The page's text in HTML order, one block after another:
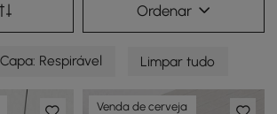
Ordenar
Respirável Limpar tudo
Venda de cerveja